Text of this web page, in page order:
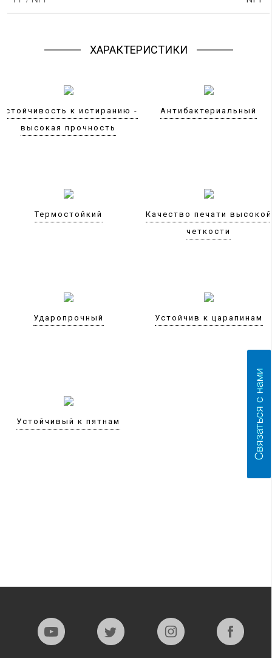
ХАРАКТЕРИСТИКИ
к истиранию -
высокая прочность
Антибактериальный
Термостойкий
Качество печати высокой
четкости
Ударопрочный Устойчив к царапинам
Устойчивый к пятнам